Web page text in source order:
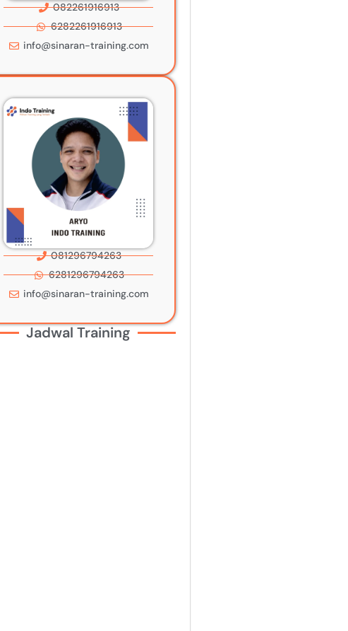
082261916913
6282261916913
info@sinaran-training.com
081296794263
6281296794263
info@sinaran-training.com
Jadwal Training